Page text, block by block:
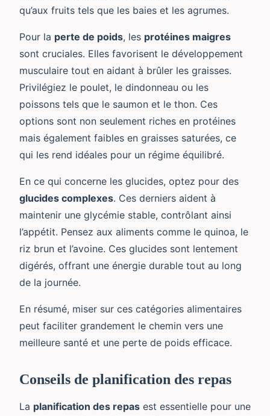
qu’aux fruits tels que les baies et les agrumes.
Pour la perte de poids, les protéines maigres
sont cruciales. Elles favorisent le développement
musculaire tout en aidant à brûler les graisses.
Privilégiez le poulet, le dindonneau ou les
poissons tels que le saumon et le thon. Ces
options sont non seulement riches en protéines
mais également faibles en graisses saturées, ce
qui les rend idéales pour un régime équilibré.
En ce qui concerne les glucides, optez pour des
glucides complexes. Ces derniers aident à
maintenir une glycémie stable, contrôlant ainsi
l’appétit. Pensez aux aliments comme le quinoa, le
riz brun et l’avoine. Ces glucides sont lentement
digérés, offrant une énergie durable tout au long
de la journée.
En résumé, miser sur ces catégories alimentaires
peut faciliter grandement le chemin vers une
meilleure santé et une perte de poids efficace.
Conseils de planification des repas
La planification des repas est essentielle pour une